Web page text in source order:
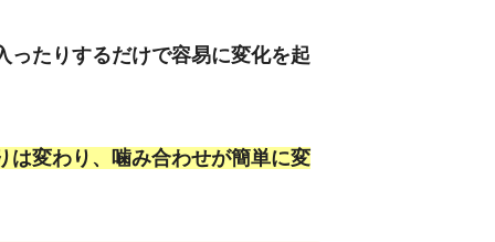
ったりするだけで容易に変化を起
は変わり、噛み合わせが簡単に変